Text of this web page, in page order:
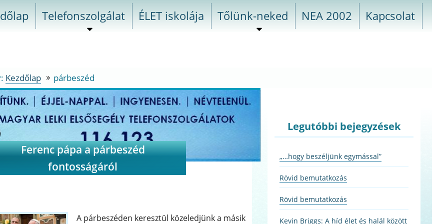
Telefonszolgálat
almenü
ÉLET iskolája Tőlünk-neked
almenü
NEA 2002 Kapcsolat
Kezdőlap párbeszéd
párbeszéd
Ferenc pápa a párbeszéd
fontosságáról
A párbeszéden keresztül közeledjünk a másik
Legutóbbi bejegyzések
„…hogy beszéljünk egymással”
Rövid bemutatkozás
Rövid bemutatkozás
Kevin Briggs: A híd élet és halál között